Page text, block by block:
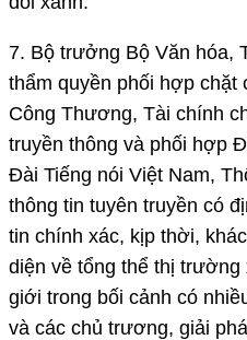
7. Bộ trưởng Bộ Văn hóa,
thẩm quyền phối hợp
Công Thương, Tài chính
truyền thông và phối hợp
Đài Tiếng nói Việt Nam,
thông tin tuyên truyền có
tin chính xác, kịp thời,
diện về tổng thể thị
giới trong bối cảnh có
và các chủ trương, giải